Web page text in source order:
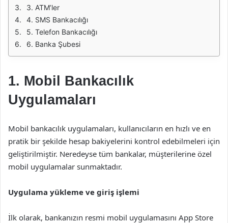
3. ATM’ler
4. SMS Bankacılığı
5. Telefon Bankacılığı
6. Banka Şubesi
1. Mobil Bankacılık
Uygulamaları
Mobil bankacılık uygulamaları, kullanıcıların en hızlı ve en
pratik bir şekilde hesap bakiyelerini kontrol edebilmeleri için
geliştirilmiştir. Neredeyse tüm bankalar, müşterilerine özel
mobil uygulamalar sunmaktadır.
Uygulama yükleme ve giriş işlemi
İlk olarak, bankanızın resmi mobil uygulamasını App Store